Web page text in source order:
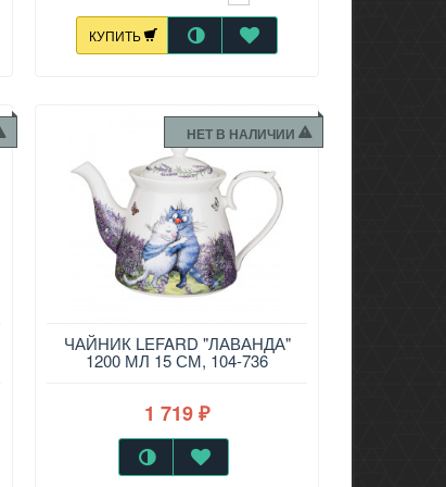
КУПИТЬ
НЕТ В НАЛИЧИИ
ЧАЙНИК LEFARD "ЛАВАНДА"
1200 МЛ 15 СМ, 104-736
1 719 ₽